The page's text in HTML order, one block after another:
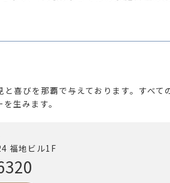
喜びを那覇で与えております。すべて
生みます。
福地ビル1F